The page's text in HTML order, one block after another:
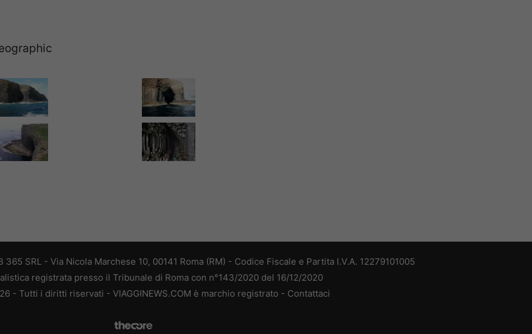
SRL - Via Nicola Marchese 10, 00141 Roma (RM) - Codice Fiscale e Partita I.V.A. 12279101005
registrata presso il Tribunale di Roma con n°143/2020 del 16/12/2020
- Tutti i diritti riservati - VIAGGINEWS.COM è marchio registrato - Contattaci